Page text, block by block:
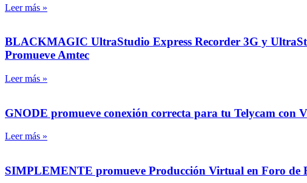
Leer más »
BLACKMAGIC UltraStudio Express Recorder 3G y
Promueve Amtec
Leer más »
GNODE promueve conexión correcta para tu Telycam con
Leer más »
SIMPLEMENTE promueve Producción Virtual en Foro de